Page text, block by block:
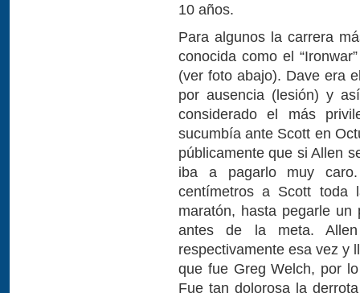
10 años.
Para algunos la carrera
conocida como el
(ver foto abajo). Dave era
por ausencia (lesión) y
considerado el más
sucumbía ante Scott en
públicamente que si Allen
iba a pagarlo muy
centímetros a Scott toda
maratón, hasta pegarle
antes de la meta.
respectivamente esa vez y
que fue Greg Welch, por
Fue tan dolorosa la